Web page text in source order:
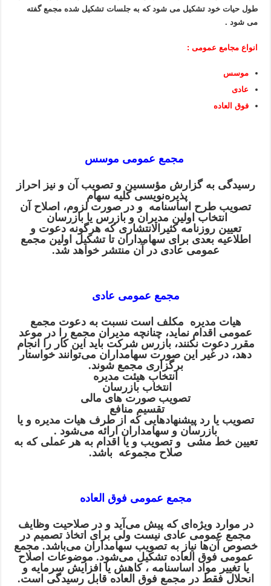
طول حیات خود تشکیل می شود که به جلسات تشکیل شده مجمع گفته
می شود .
انواع مجامع عمومی :
موسس
عادی
فوق العاده
مجمع عمومی موسس
رسیدگی به گزارش مؤسسین و تصویب آن و نیز احراز
پذیره‌نویسی کلیه سهام
تصویب طرح اساسنامه و در صورت لزوم، اصلاح آن
انتخاب اولین مدیران و بازرس یا بازرسان
تعیین روزنامه کثیرالانتشاری که هرگونه دعوت و
اطلاعیه بعدی برای سهامداران تا تشکیل اولین مجمع
عمومی عادی در آن منتشر خواهد شد.
مجمع عمومی عادی
هیات مدیره مکلف است نسبت به دعوت مجمع
عمومی اقدام نماید، چنانچه مدیران مجمع را در موعد
مقرر دعوت نکنند، بازرس شرکت باید این کار را انجام
دهد، در غیر این صورت سهامداران می‌توانند خواستار
برگزاری مجمع شوند.
انتخاب هیئت مدیره
انتخاب بازرسان
تصویب صورت های مالی
تقسیم منافع
تصویب یا رد پیشنهاد‌هایی که از طرف هیات مدیره و یا
بازرسان و سهامداران ارائه می‌شود .
تعیین خط مشی و تصویب و یا اقدام به هر عملی که به
صلاح مجموعه باشد.
مجمع عمومی فوق العاده
در موارد ویژه‌ای که پیش می‌آید و در صلاحیت وظایف
مجمع عمومی عادی نیست ولی برای اتخاذ تصمیم در
خصوص آن‌ها نیاز به تصویب سهامداران می‌باشد. مجمع
عمومی فوق العاده تشکیل می‌شود. موضوعات اصلاح
یا تغییر مواد اساسنامه ، کاهش یا افزایش سرمایه و
انحلال فقط در مجمع فوق العاده قابل رسیدگی است.